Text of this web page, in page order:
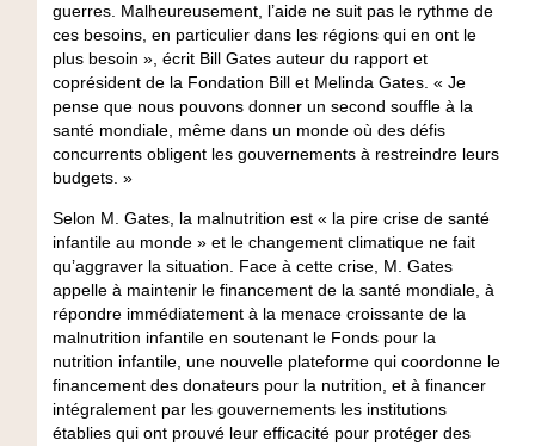
guerres. Malheureusement, l’aide ne suit pas le rythme de
ces besoins, en particulier dans les régions qui en ont le
plus besoin », écrit Bill Gates auteur du rapport et
coprésident de la Fondation Bill et Melinda Gates. « Je
pense que nous pouvons donner un second souffle à la
santé mondiale, même dans un monde où des défis
concurrents obligent les gouvernements à restreindre leurs
budgets. »
Selon M. Gates, la malnutrition est « la pire crise de santé
infantile au monde » et le changement climatique ne fait
qu’aggraver la situation. Face à cette crise, M. Gates
appelle à maintenir le financement de la santé mondiale, à
répondre immédiatement à la menace croissante de la
malnutrition infantile en soutenant le Fonds pour la
nutrition infantile, une nouvelle plateforme qui coordonne le
financement des donateurs pour la nutrition, et à financer
intégralement par les gouvernements les institutions
établies qui ont prouvé leur efficacité pour protéger des